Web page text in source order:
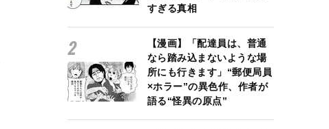
すぎる真相
【漫画】「配達員は、普通
なら踏み込まないような場
所にも行きます」“郵便局員
×ホラー”の異色作、作者が
語る“怪異の原点”